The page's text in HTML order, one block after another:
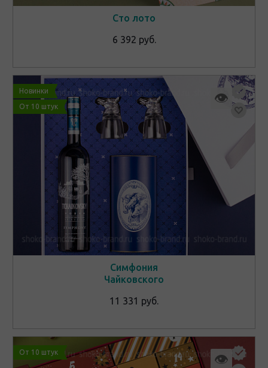
Сто лото
6 392 руб.
Новинки
От 10 штук
👁
Симфония
Чайковского
11 331 руб.
От 10 штук 👁